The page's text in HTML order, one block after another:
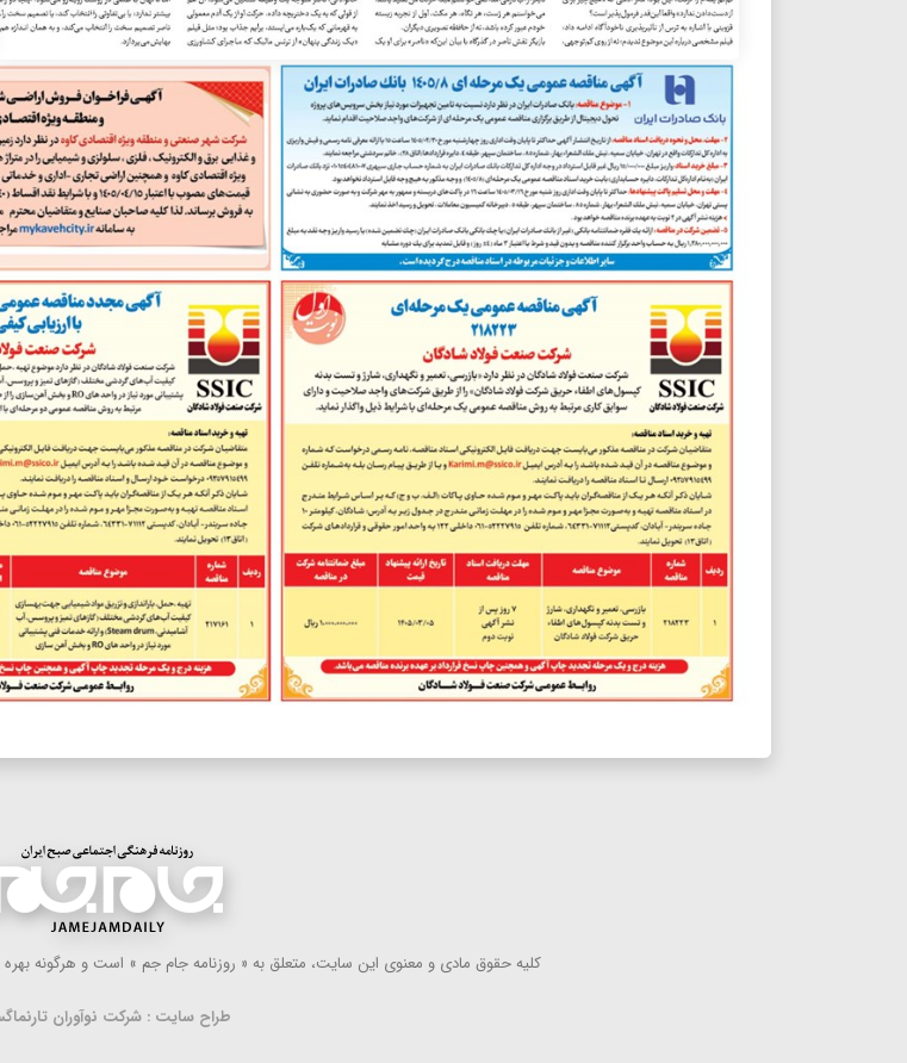
كلیه حقوق مادی و معنوی این سایت، متعلق به « روزنامه جام جم » است و هرگونه بهره
طراح سایت : شرکت نوآوران